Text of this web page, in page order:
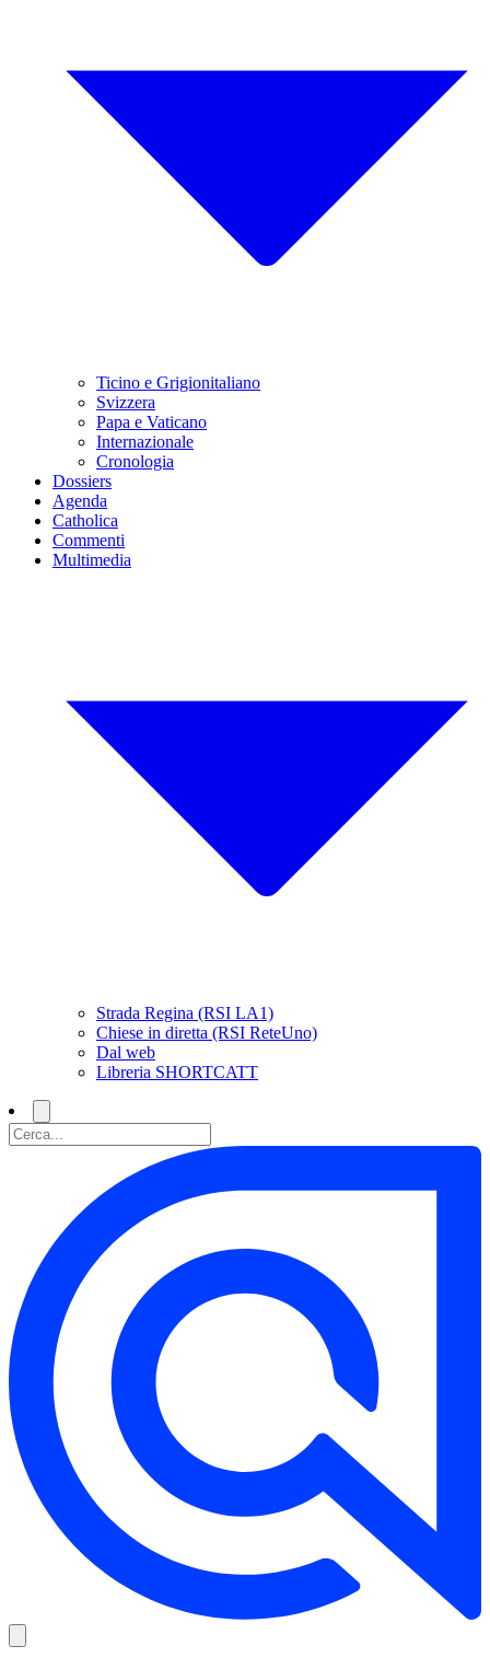
Ticino e Grigionitaliano
Svizzera
Papa e Vaticano
Internazionale
Cronologia
Dossiers
Agenda
Catholica
Commenti
Multimedia
Strada Regina (RSI LA1)
Chiese in diretta (RSI ReteUno)
Dal web
Libreria SHORTCATT